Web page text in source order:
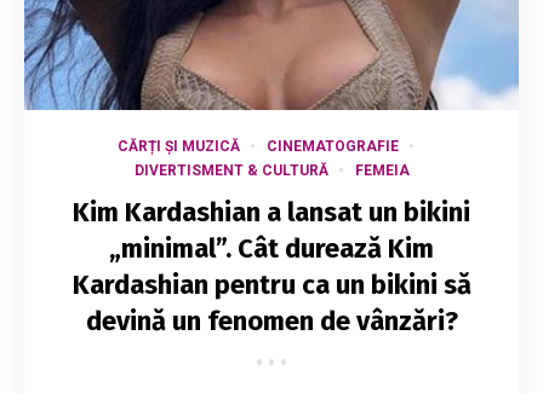
CĂRȚI ȘI MUZICĂ
CINEMATOGRAFIE
DIVERTISMENT & CULTURĂ
FEMEIA
Kim Kardashian a lansat un bikini
„minimal”. Cât durează Kim
Kardashian pentru ca un bikini să
devină un fenomen de vânzări?